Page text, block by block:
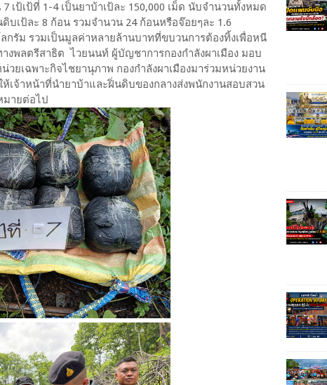
ป้เป้ที่ 1-4 เป็นยาบ้าเป้ละ 150,000 เม็ด นับจำนวนทั้งหมด
บเป้ละ 8 ก้อน รวมจำนวน 24 ก้อนหรือจ๊อยๆละ 1.6
รัม รวมเป็นมูลค่าหลายล้านบาทที่ขบวนการต้องทิ้งเพื่อหนี
พลตรีสาธิต ไวยนนท์ ผู้บัญชาการกองกำลังผาเมือง มอบ
ยเฉพาะกิจไชยานุภาพ กองกำลังผาเมืองมาร่วมหน่วยงาน
เจ้าหน้าที่นำยาบ้าและฝิ่นดิบของกลางส่งพนักงานสอบสวน
มายต่อไป